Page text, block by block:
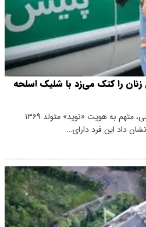
را کتک می‌زد با شلیک اسلحه
با انجام اقدامات اطلاعاتی و پلیسی، متهم به هویت «نوید» متولد ۱۳۶۹
داد این فرد دارای…